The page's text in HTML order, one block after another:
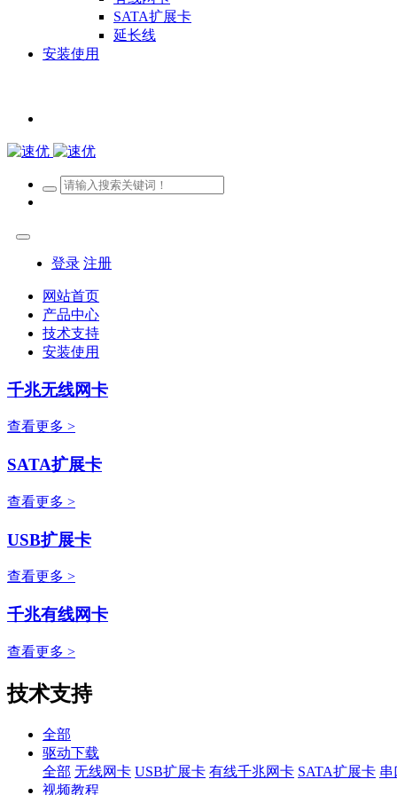
SATA扩展卡
延长线
安装使用
登录 注册
网站首页
产品中心
技术支持
安装使用
千兆无线网卡
查看更多 >
SATA扩展卡
查看更多 >
USB扩展卡
查看更多 >
千兆有线网卡
查看更多 >
技术支持
全部
驱动下载
全部 无线网卡 USB扩展卡 有线千兆网卡 SATA扩展卡 串
视频教程